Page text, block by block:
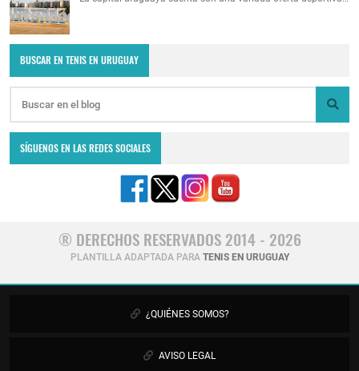
BUSCAR EN TENIS EN URUGUAY
SÍGUENOS EN LAS REDES SOCIALES
® DERECHOS RESERVADOS 2014 - 2026
PLANTILLA ADAPTADA PARA TENIS EN URUGUAY
¿QUIÉNES SOMOS?
AVISO LEGAL